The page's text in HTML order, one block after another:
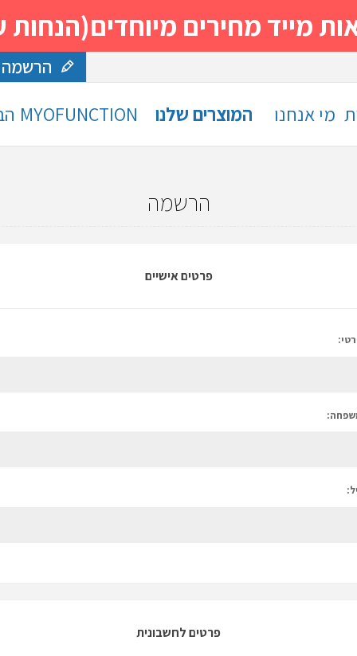
מחירים מיוחדים(הנחות עד 30%)- נסה
הרשמה
מי אנחנו המוצרים שלנו MYOFUNCTION
הרשמה
פרטים אישיים
פרטים לחשבונית